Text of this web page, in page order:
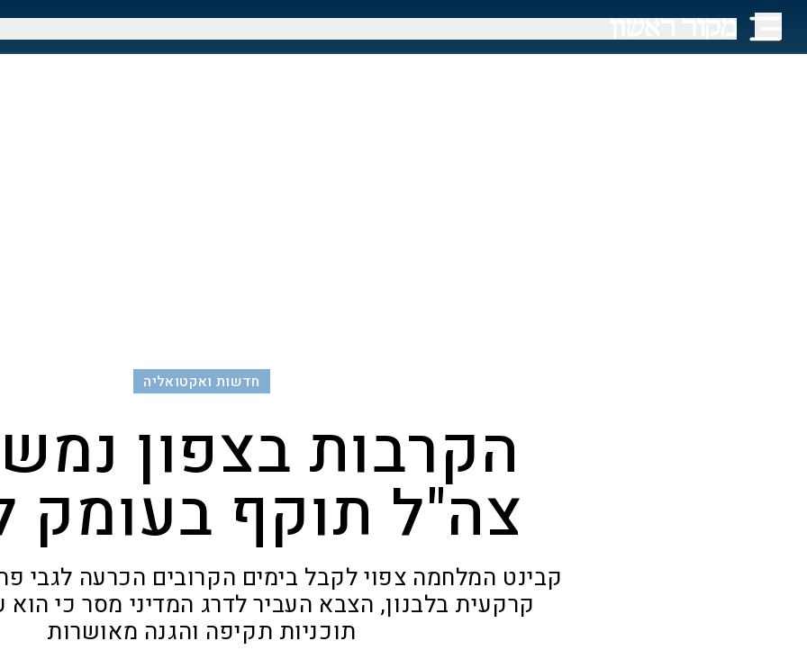
חדשות ואקטואליה
הקרבות בצפון
צה"ל תוקף בעומק
קבינט המלחמה צפוי לקבל בימים הקרובים הכרעה לגבי
קרקעית בלבנון, הצבא העביר לדרג המדיני מסר כי הוא
תוכניות תקיפה והגנה מאושרות